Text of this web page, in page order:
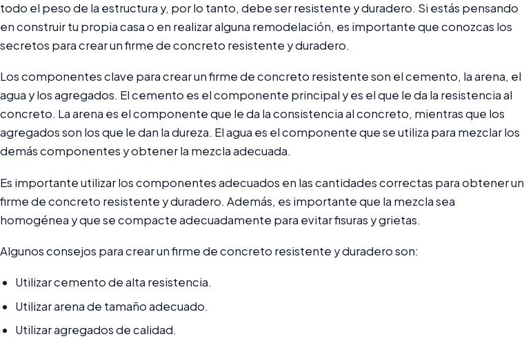
todo el peso de la estructura y, por lo tanto, debe ser resistente y duradero. Si estás pensando
en construir tu propia casa o en realizar alguna remodelación, es importante que conozcas los
secretos para crear un firme de concreto resistente y duradero.
Los componentes clave para crear un firme de concreto resistente son el cemento, la arena, el
agua y los agregados. El cemento es el componente principal y es el que le da la resistencia al
concreto. La arena es el componente que le da la consistencia al concreto, mientras que los
agregados son los que le dan la dureza. El agua es el componente que se utiliza para mezclar los
demás componentes y obtener la mezcla adecuada.
Es importante utilizar los componentes adecuados en las cantidades correctas para obtener un
firme de concreto resistente y duradero. Además, es importante que la mezcla sea
homogénea y que se compacte adecuadamente para evitar fisuras y grietas.
Algunos consejos para crear un firme de concreto resistente y duradero son:
Utilizar cemento de alta resistencia.
Utilizar arena de tamaño adecuado.
Utilizar agregados de calidad.